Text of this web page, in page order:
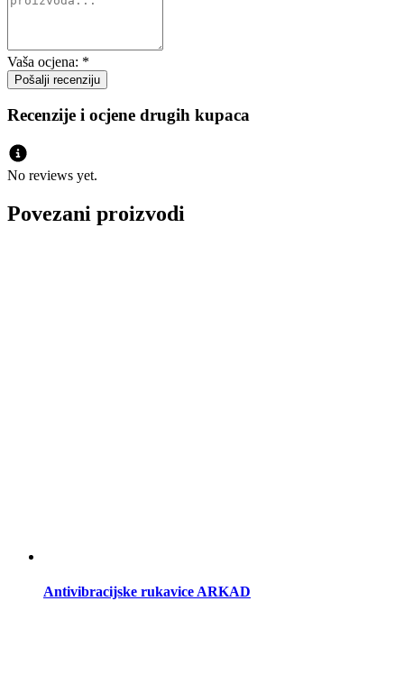
Vaša ocjena: *
Recenzije i ocjene drugih kupaca
No reviews yet.
Povezani proizvodi
Antivibracijske rukavice ARKAD